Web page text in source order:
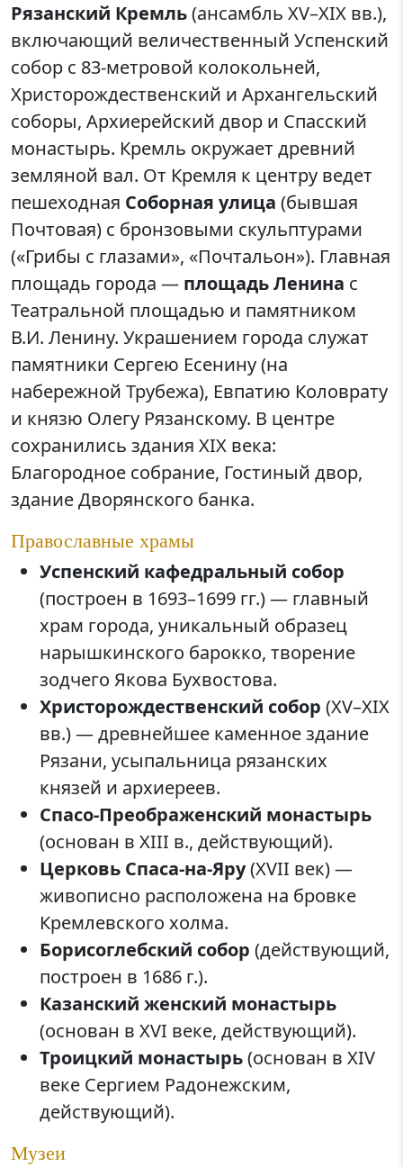
Рязанский Кремль(ансамбль XV–XIX вв.),
включающий величественный Успенский
собор с 83-метровой колокольней,
Христорождественский и Архангельский
соборы, Архиерейский двор и Спасский
монастырь. Кремль окружает древний
земляной вал. От Кремля к центру ведет
пешеходная Соборная улица (бывшая
Почтовая) с бронзовыми скульптурами
(«Грибы с глазами», «Почтальон»). Главная
площадь города — площадь Ленина с
Театральной площадью и памятником
В.И. Ленину. Украшением города служат
памятники Сергею Есенину (на
набережной Трубежа), Евпатию Коловрату
и князю Олегу Рязанскому. В центре
сохранились здания XIX века:
Благородное собрание, Гостиный двор,
здание Дворянского банка.
Православные храмы
Успенский кафедральный собор
(построен в 1693–1699 гг.) — главный
храм города, уникальный образец
нарышкинского барокко, творение
зодчего Якова Бухвостова.
Христорождественский собор (XV–XIX
вв.) — древнейшее каменное здание
Рязани, усыпальница рязанских
князей и архиереев.
Спасо-Преображенский монастырь
(основан в XIII в., действующий).
Церковь Спаса-на-Яру(XVII век) —
живописно расположена на бровке
Кремлевского холма.
Борисоглебский собор (действующий,
построен в 1686 г.).
Казанский женский монастырь
(основан в XVI веке, действующий).
Троицкий монастырь(основан в XIV
веке Сергием Радонежским,
действующий).
Музеи